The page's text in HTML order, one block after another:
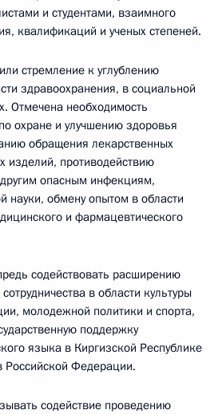
и студентами, взаимного
квалификаций и ученых степеней.
стремление к углублению
здравоохранения, в социальной
Отмечена необходимость
охране и улучшению здоровья
обращения лекарственных
изделий, противодействию
опасным инфекциям,
науки, обмену опытом в области
и фармацевтического
содействовать расширению
в области культуры
молодежной политики и спорта,
поддержку
языка в Киргизской Республике
Российской Федерации.
содействие проведению